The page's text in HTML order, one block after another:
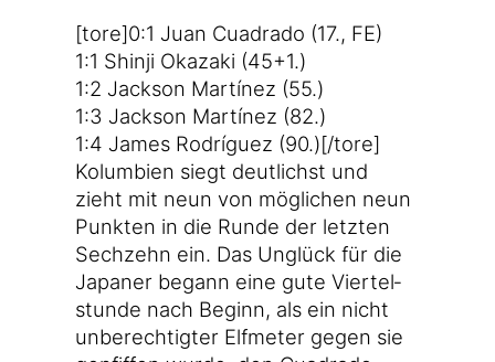
[tore]0:1 Juan Cuad­ra­do (17., FE)
1:1 Shin­ji Oka­za­ki (45+1.)
1:2 Jack­son Mar­tí­nez (55.)
1:3 Jack­son Mar­tí­nez (82.)
1:4 James Rodrí­guez (90.)[/tore]
Kolum­bi­en siegt deut­lichst und
zieht mit neun von mög­li­chen neun
Punk­ten in die Run­de der letz­ten
Sech­zehn ein. Das Unglück für die
Japa­ner begann eine gute Vier­tel­
stun­de nach Beginn, als ein nicht
unbe­rech­tig­ter Elf­me­ter gegen sie